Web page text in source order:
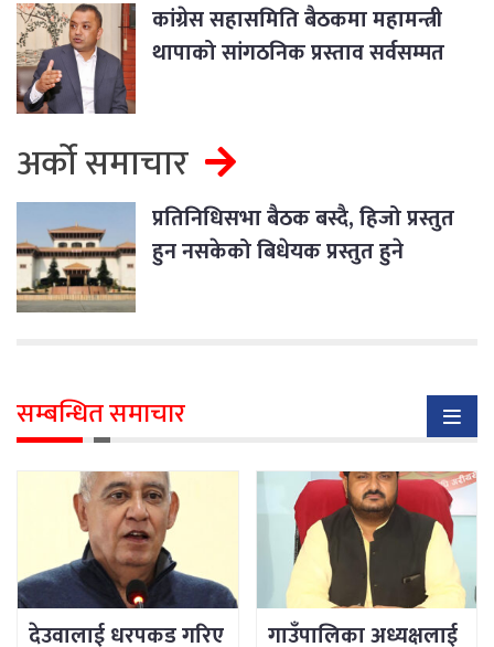
कांग्रेस सहासमिति बैठकमा महामन्त्री
थापाको सांगठनिक प्रस्ताव सर्वसम्मत
अर्को समाचार
प्रतिनिधिसभा बैठक बस्दै, हिजो प्रस्तुत
हुन नसकेको बिधेयक प्रस्तुत हुने
सम्बन्धित समाचार
देउवालाई धरपकड गरिए
गाउँपालिका अध्यक्षलाई